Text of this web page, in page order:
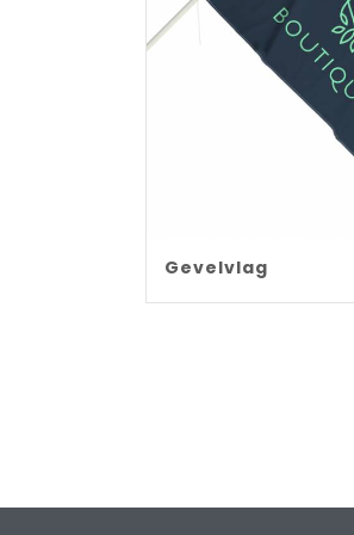
Gevelvlag